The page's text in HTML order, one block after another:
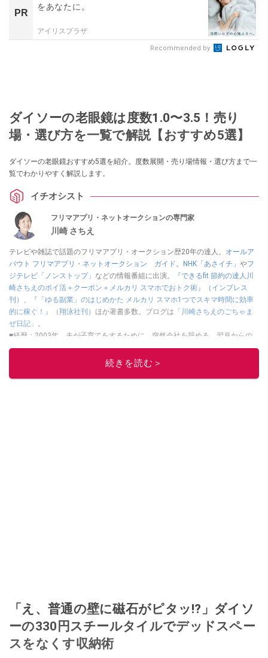
PR
をあなたに。
アイリスプラザ
Recommended by
ダイソーの老眼鏡は度数1.0〜3.5！売り
場・選び方を一覧で解説【おすすめ5選】
ダイソーの老眼鏡おすすめ5選を紹介。度数展開・売り場情報・選び方まで一
覧でわかりやすく解説します。
イチオシスト
フリマアプリ・ネットオークションの専門家
川崎 さちえ
テレビや雑誌で話題のフリマアプリ・オークション歴20年の達人。 オールア
バウト フリマアプリ・ネットオークション ガイド。 NHK「あさイチ」 やフ
ジテレビ「ノンストップ」 などの情報番組に出演。
『できるfit 節約の達人川
崎さちえのポイ活＋クーポン＋メルカリ スマホでおトク術』（インプレス
刊） 、
『「ゆる副業」のはじめかた メルカリ スマホ1つでスキマ時間に効率
的に稼ぐ！』（翔泳社刊） ほか著書多数。ブログは 「川崎さちえのごちゃま
ぜ日記」 。
■経歴：2003年、夫が子育てをするために、突然会社を辞める。翌月からの
給料が０円になり、家にいながら、しかも空いた時間でできるオークション
に目をつける。しかし、取引の仕方がわからずに、まずは落札者として参
続きを読む＞
「え、普通の壁に磁石がピタッ!?」ダイソ
ーの330円スチールタイルでデッドスペー
スをなくす収納術